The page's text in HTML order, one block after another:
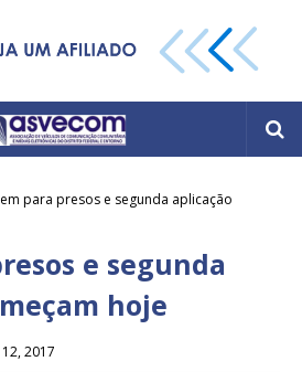
para presos e segunda aplicação
e segunda
hoje
2017